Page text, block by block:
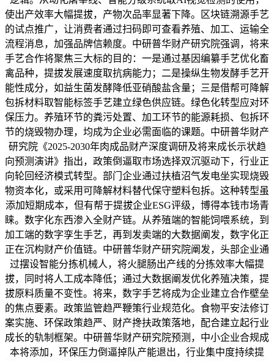
使出产效率大幅提拔，产物次品率显著下降。区块链溯源手艺
的试点推广，让消费者通过扫码即可查看养殖、加工、运输全
流程消息，加强品牌信赖度。中研普华财产研究院强调，将来
手艺合作将聚焦三大标的目的：一是通过基因编纂手艺优化畜
禽品种，提拔发展速度取抗病能力；二是操纵生物发酵手艺开
能性成分，如益生菌发酵降低亚硝酸盐含量；三是借帮可降解
包拆材料取智能标签手艺建立绿色供应链。绿色化转型应对环
保压力。养殖环节的粪污处置、加工环节的能源耗损、包拆环
节的烧毁物办理，均成为企业必需面临的课题。中研普华财产
研究院《2025-2030年肉成品财产深度调研及将来成长示状趋
向预测演讲》指出，政策倒逼取市场选择双沉驱动下，行业正
向轮回经济模式转型。部门企业通过扶植沼气发电坐实现烧毁
物资本化，或采用可降解材料替代保守塑料包拆。这种转型虽
添加短期成本，但有帮于提拔企业ESG评级，博得本钱市场青
睐。数字化东西渗入全财产链。从养殖端的智能饲喂系统，到
加工端的数字孪生手艺，再到发卖端的大数据阐发，数字化正
正在沉构财产价值链。中研普华财产研究院阐发，头部企业通
过摆设智能分拣机械人，将火腿肠出产线的分拣效率大幅提
拔，同时将人工成本降低；通过大数据阐发优化养殖决策，提
拔原料质量不变性。将来，数字手艺将成为企业建立合作壁垒
的焦点要素。政策监管趋严鞭策行业规范化。食物平安法修订
案实施、环保政策趋严、财产搀扶政策落地，配合建立起行业
成长的轨制框架。中研普华财产研究院预测，中小企业合规成
本将添加，环保压力倒逼掉队产能退出，行业集中度持续提